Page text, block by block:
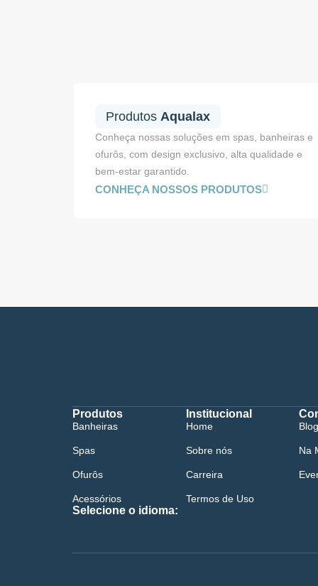
Produtos Aqualax
Conheça nossas soluções em spas, banheiras e
ofurôs, com design exclusivo, alta qualidade e
bem-estar garantido.
CONHEÇA NOSSOS PRODUTOS
Produtos
Banheiras
Spas
Ofurôs
Acessórios
Institucional
Home
Sobre nós
Carreira
Termos de Uso
Na
Selecione o idioma: